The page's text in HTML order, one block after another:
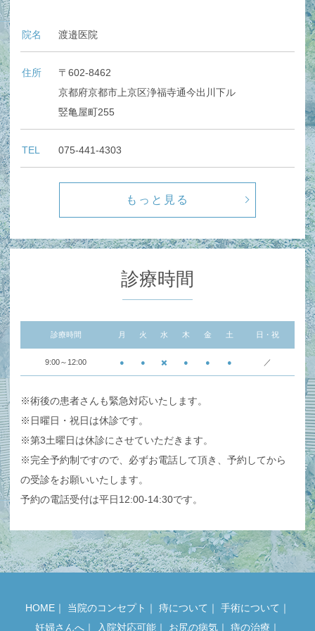
院名 渡邉医院
住所
〒602-8462
京都府京都市上京区浄福寺通今出川下ル
竪亀屋町255
TEL 075-441-4303
もっと見る
診療時間
診療時間 月 火 水 木 金 土 日・祝
9:00～12:00 ● ● ✖️ ● ● ● ／
※術後の患者さんも緊急対応いたします。
※日曜日・祝日は休診です。
※第3土曜日は休診にさせていただきます。
※完全予約制ですので、必ずお電話して頂き、予約してから
の受診をお願いいたします。
予約の電話受付は平日12:00-14:30です。
HOME｜ 当院のコンセプト ｜ 痔について ｜ 手術について ｜
妊婦さんへ｜ 入院対応可能｜ お尻の病気｜ 痔の治療 ｜